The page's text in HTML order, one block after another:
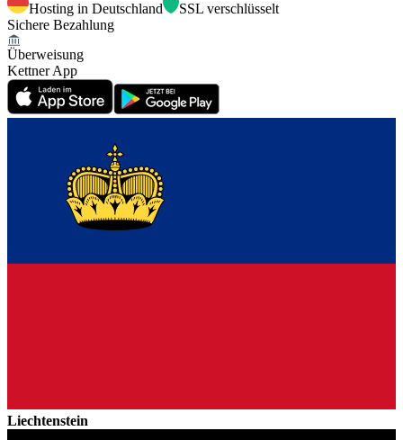
Hosting in Deutschland
SSL verschlüsselt
Sichere Bezahlung
Überweisung
Kettner App
Liechtenstein